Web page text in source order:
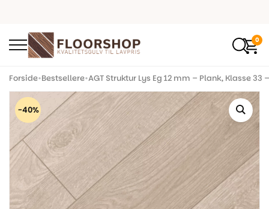
0
Forside•Bestsellere•AGT Struktur Lys Eg 12 mm – Plank, Klasse 33
-40%